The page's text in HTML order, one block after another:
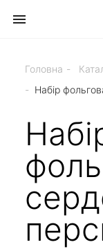
Головна
Набір